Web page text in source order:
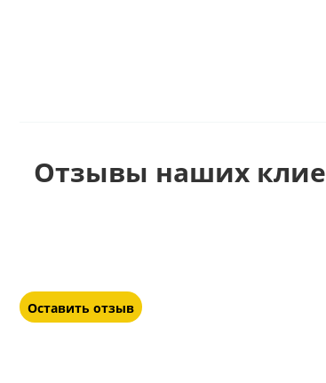
Отзывы наших
Оставить отзыв